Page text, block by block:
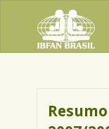
contentTag: